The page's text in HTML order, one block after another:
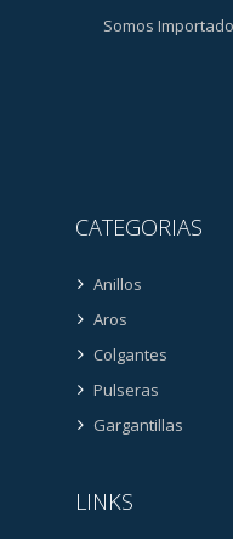
Somos
CATEGORIAS
Anillos
Aros
Colgantes
Pulseras
Gargantillas
LINKS